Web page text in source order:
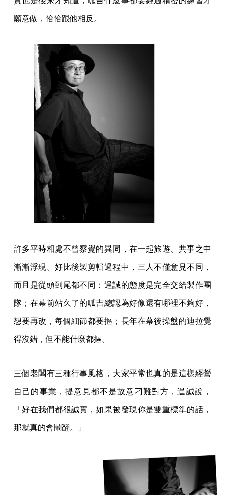
願意做，恰恰跟他相反。
許多平時相處不曾察覺的異同，在一起旅遊、共事之中
漸漸浮現。好比後製剪輯過程中，三人不僅意見不同，
而且是從頭到尾都不同：逞誠的態度是完全交給製作團
隊；在幕前站久了的呱吉總認為好像還有哪裡不夠好，
想要再改，每個細節都要摳；長年在幕後操盤的迪拉覺
得沒錯，但不能什麼都摳。
三個老闆有三種行事風格，大家平常也真的是這樣經營
自己的事業，提意見都不是故意刁難對方，逞誠說，
「好在我們都很誠實，如果被發現你是雙重標準的話，
那就真的會鬧翻。」